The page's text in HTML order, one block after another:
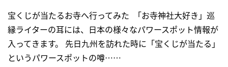
宝くじが当たるお寺へ行ってみた 「お寺神社大好き」巡
縁ライターの耳には、日本の様々なパワースポット情報が
入ってきます。 先日九州を訪れた時に「宝くじが当たる」
というパワースポットの噂……